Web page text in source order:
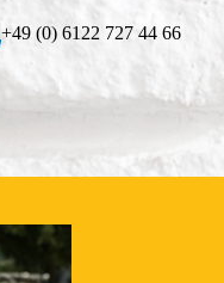
+49 (0) 6122 727 44 66